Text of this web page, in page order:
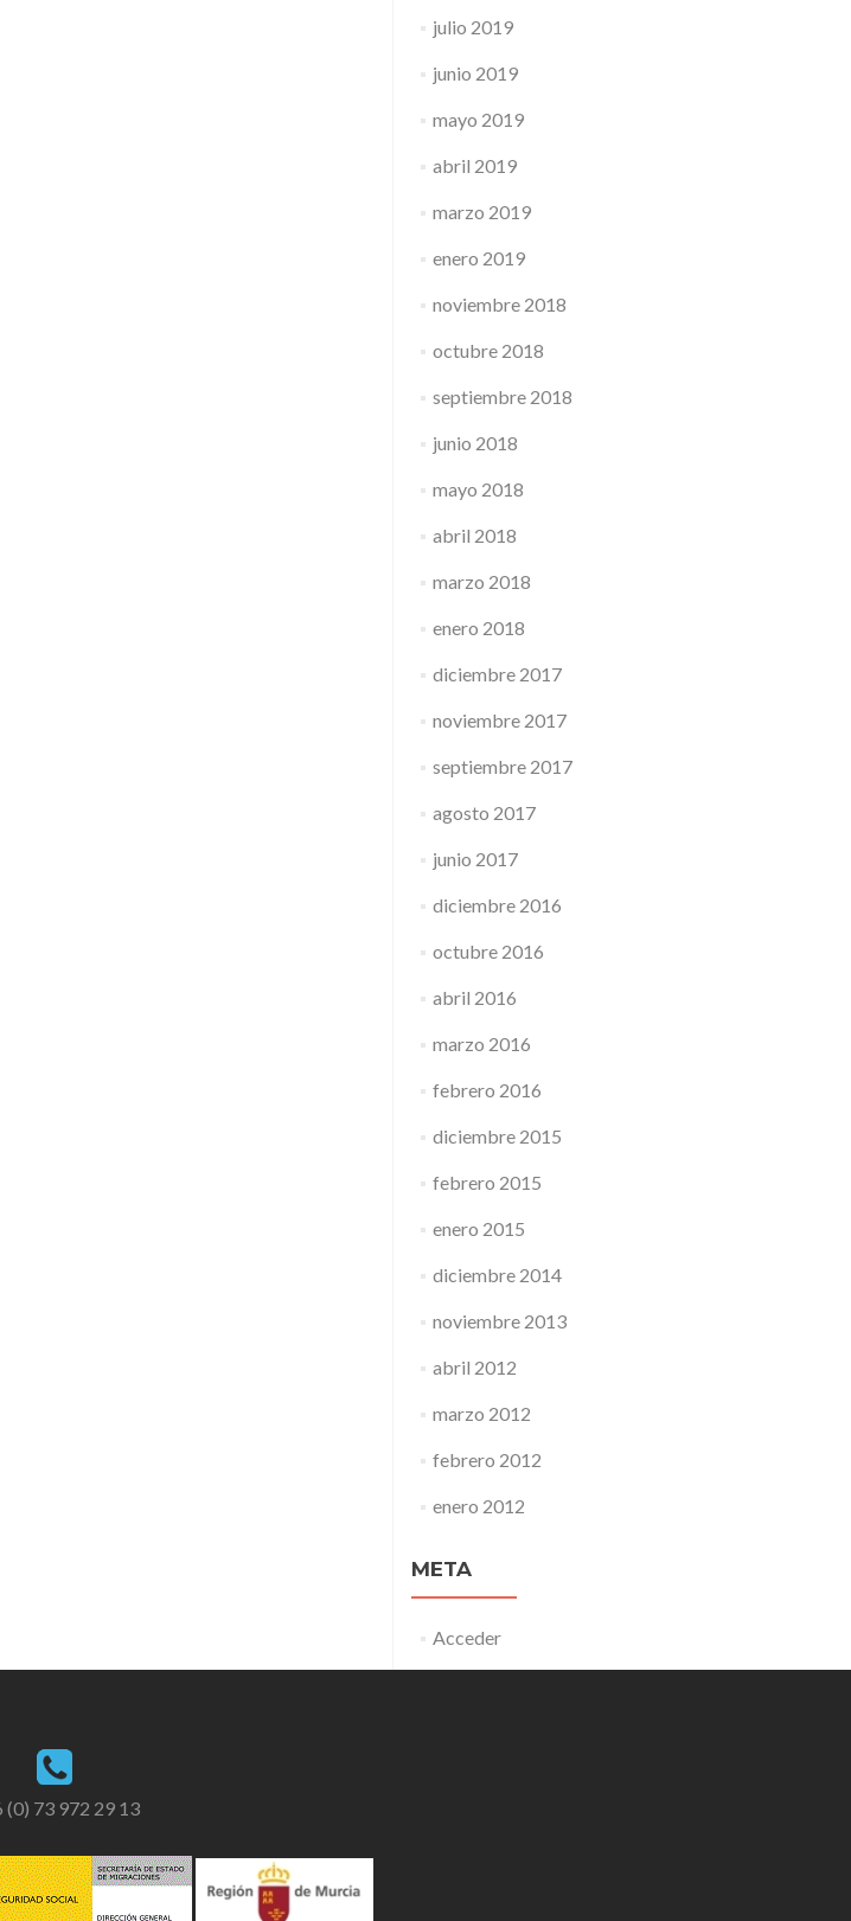
julio 2019
junio 2019
mayo 2019
abril 2019
marzo 2019
enero 2019
noviembre 2018
octubre 2018
septiembre 2018
junio 2018
mayo 2018
abril 2018
marzo 2018
enero 2018
diciembre 2017
noviembre 2017
septiembre 2017
agosto 2017
junio 2017
diciembre 2016
octubre 2016
abril 2016
marzo 2016
febrero 2016
diciembre 2015
febrero 2015
enero 2015
diciembre 2014
noviembre 2013
abril 2012
marzo 2012
febrero 2012
enero 2012
META
Acceder
(0) 73 972 29 13